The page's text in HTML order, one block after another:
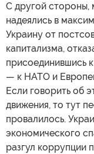
С другой стороны,
надеялись в
Украину от
капитализма,
присоединившись
— к НАТО и
Если говорить об
движения, то тут
провалилось.
экономического
разгул коррупции